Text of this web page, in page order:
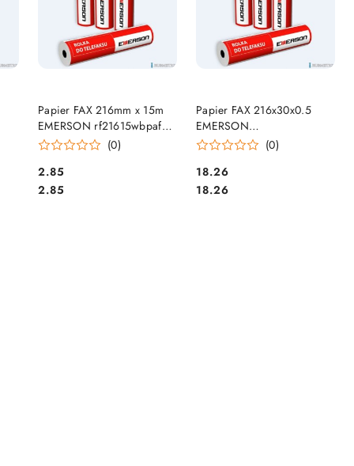
Papier FAX 216mm x 15m
EMERSON rf21615wbpaf
SALE
(0)
Cena:
2.85
Cena:
2.85
DO KOSZYKA
Papier FAX 216x30x0.5
EMERSON
rf21630wd/rf21630wbpaf
(0)
Cena:
18.26
Cena:
18.26
DO KOSZYKA